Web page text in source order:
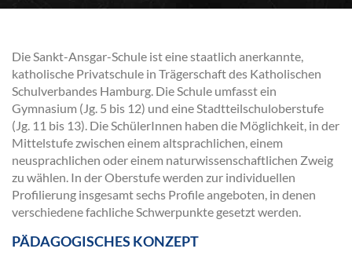
Die Sankt-Ansgar-Schule ist eine staatlich anerkannte,
katholische Privatschule in Trägerschaft des Katholischen
Schulverbandes Hamburg. Die Schule umfasst ein
Gymnasium (Jg. 5 bis 12) und eine Stadtteilschuloberstufe
(Jg. 11 bis 13). Die SchülerInnen haben die Möglichkeit, in der
Mittelstufe zwischen einem altsprachlichen, einem
neusprachlichen oder einem naturwissenschaftlichen Zweig
zu wählen. In der Oberstufe werden zur individuellen
Profilierung insgesamt sechs Profile angeboten, in denen
verschiedene fachliche Schwerpunkte gesetzt werden.
PÄDAGOGISCHES KONZEPT